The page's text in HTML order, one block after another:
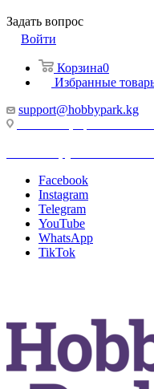
Задать вопрос
Войти
Корзина0
Избранные
support@hobbypark.kg
Facebook
Instagram
Telegram
YouTube
WhatsApp
TikTok